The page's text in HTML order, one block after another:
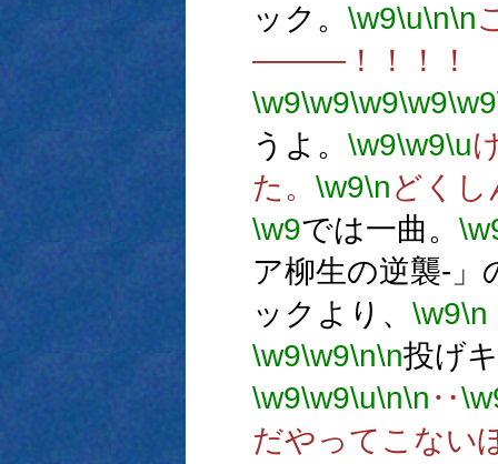
ック。 \w9\u\n\n
―――！！！！
\w9\w9\w9\w9\w9
うよ。 \w9\w9\u
た。 \w9\nどく
\w9では一曲。
ア柳生の逆襲-」
ックより、 \w9\n
\w9\w9\n\n投げ
\w9\w9\u\n\n ‥
だやってこない